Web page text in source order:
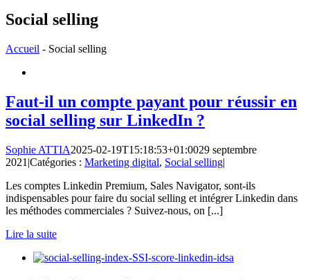
Social selling
Accueil - Social selling
Faut-il un compte payant pour réussir en
social selling sur LinkedIn ?
Sophie ATTIA2025-02-19T15:18:53+01:0029 septembre
2021 |Catégories : Marketing digital, Social selling|
Les comptes Linkedin Premium, Sales Navigator, sont-ils
indispensables pour faire du social selling et intégrer Linkedin dans
les méthodes commerciales ? Suivez-nous, on [...]
Lire la suite